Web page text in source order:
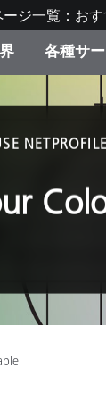
ジ一覧：お
各種サ
サービス一
センター